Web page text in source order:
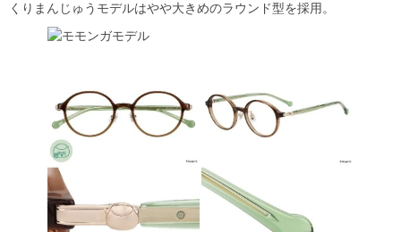
くりまんじゅうモデルはやや大きめのラウンド型を採用。